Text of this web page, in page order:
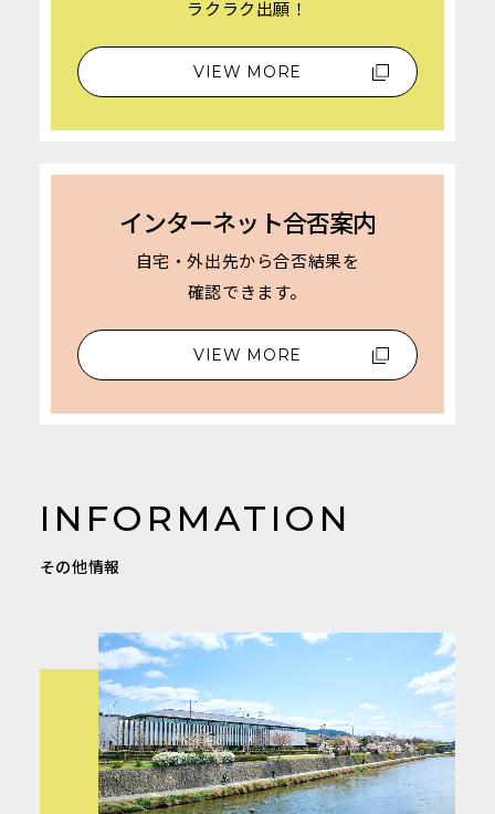
ラクラク出願！
VIEW MORE
インターネット合否案内
自宅・外出先から合否結果を
確認できます。
VIEW MORE
INFORMATION
その他情報